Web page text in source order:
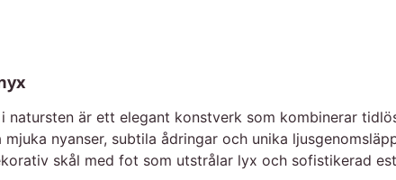
natursten är ett elegant konstverk som kombinerar
nyanser, subtila ådringar och unika
skål med fot som utstrålar lyx och sofistikerad